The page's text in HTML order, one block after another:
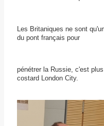
Les Britaniques ne sont
du pont français pour
pénétrer la Russie, c'est
costard London City.